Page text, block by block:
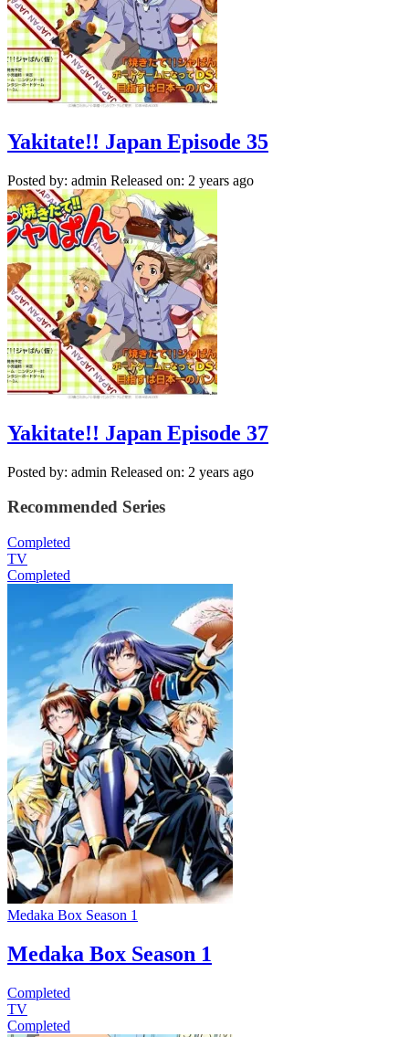
Yakitate!! Japan Episode 35
Posted by: admin Released on: 2 years ago
Yakitate!! Japan Episode 37
Posted by: admin Released on: 2 years ago
Recommended Series
Completed
TV
Completed
Medaka Box Season 1
Medaka Box Season 1
Completed
TV
Completed